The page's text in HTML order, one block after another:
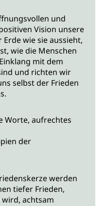
und
Vision unsere
wie sie aussieht,
wie die Menschen
mit dem
und richten wir
selbst der Frieden
Worte, aufrechtes
der
werden
tiefer Frieden,
achtsam